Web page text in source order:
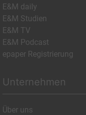
E&M daily
E&M Studien
E&M TV
E&M Podcast
epaper Registrierung
Unternehmen
Über uns